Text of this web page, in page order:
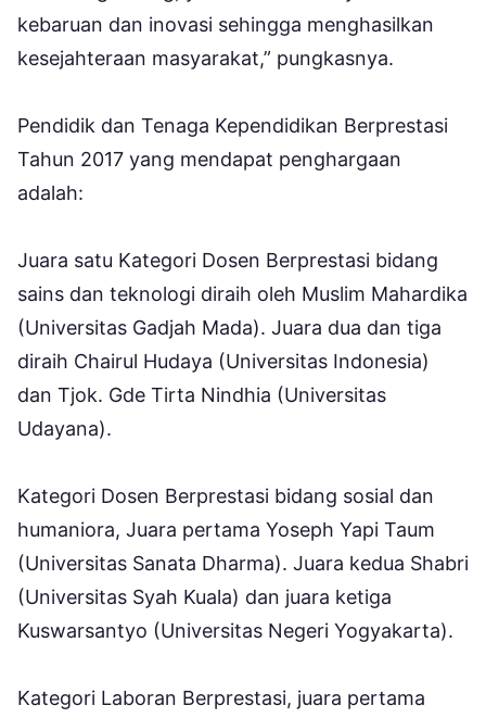
kebaruan dan inovasi sehingga menghasilkan
kesejahteraan masyarakat,” pungkasnya.
Pendidik dan Tenaga Kependidikan Berprestasi
Tahun 2017 yang mendapat penghargaan
adalah:
Juara satu Kategori Dosen Berprestasi bidang
sains dan teknologi diraih oleh Muslim Mahardika
(Universitas Gadjah Mada). Juara dua dan tiga
diraih Chairul Hudaya (Universitas Indonesia)
dan Tjok. Gde Tirta Nindhia (Universitas
Udayana).
Kategori Dosen Berprestasi bidang sosial dan
humaniora, Juara pertama Yoseph Yapi Taum
(Universitas Sanata Dharma). Juara kedua Shabri
(Universitas Syah Kuala) dan juara ketiga
Kuswarsantyo (Universitas Negeri Yogyakarta).
Kategori Laboran Berprestasi, juara pertama